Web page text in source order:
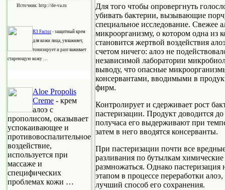
Источник: http://de-va.ru
R3 Factor - защитный крем
для кожи лица, увлажняет,
тонизирует и разглаживает
стареющую кожу …
Aloe Propolis
Creme - крем
алоэ с
прополисом, оказывает
успокаивающее и
противовоспалительное
воздействие,
используется при
массаже и
специфических
проблемах кожи …
Для того чтобы опровергнуть
убивать бактерии, вызывающие
специальное исследование. Свежее
микроорганизму, о котором одна из
становится жертвой воздействия
счетом ничего: алоэ не
независимой лаборатории
выводу, что опасные
консервантами, вводимыми в
фирм.
Контролирует и сдерживает рост
пастеризации. Продукт доводится
получаса его выдерживают при
затем в него вводятся консерванты.
При пастеризации почти все
разливания по бутылкам
размножаться. Однако
этапом в процессе переработки
лучший способ его сохранения.